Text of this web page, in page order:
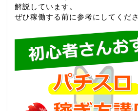
解説しています。
ぜひ稼働する前に参考にしてくだ